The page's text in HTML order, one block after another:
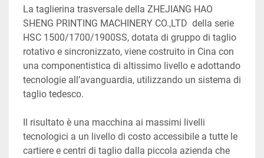
La taglierina trasversale della ZHEJIANG HAO
SHENG PRINTING MACHINERY CO.,LTD  della serie
HSC 1500/1700/1900SS, dotata di gruppo di taglio
rotativo e sincronizzato, viene costruito in Cina con
una componentistica di altissimo livello e adottando
tecnologie all’avanguardia, utilizzando un sistema di
taglio tedesco.
Il risultato è una macchina ai massimi livelli
tecnologici a un livello di costo accessibile a tutte le
cartiere e centri di taglio dalla piccola azienda che